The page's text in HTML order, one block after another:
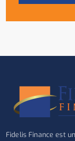
Fidelis Finance est